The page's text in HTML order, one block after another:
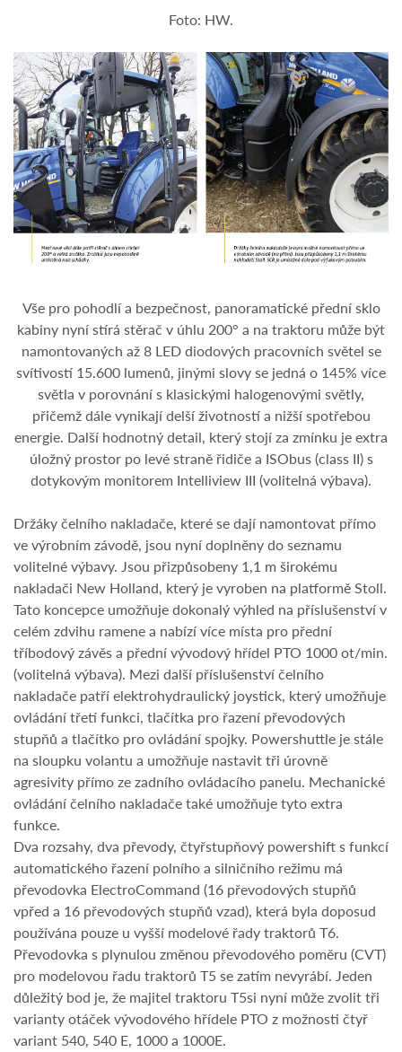
Foto: HW.
Vše pro pohodlí a bezpečnost, panoramatické přední sklo
kabiny nyní stírá stěrač v úhlu 200° a na traktoru může být
namontovaných až 8 LED diodových pracovních světel se
svítivostí 15.600 lumenů, jinými slovy se jedná o 145% více
světla v porovnání s klasickými halogenovými světly,
přičemž dále vynikají delší životností a nižší spotřebou
energie. Další hodnotný detail, který stojí za zmínku je extra
úložný prostor po levé straně řidiče a ISObus (class II) s
dotykovým monitorem Intelliview III (volitelná výbava).
Držáky čelního nakladače, které se dají namontovat přímo
ve výrobním závodě, jsou nyní doplněny do seznamu
volitelné výbavy. Jsou přizpůsobeny 1,1 m širokému
nakladači New Holland, který je vyroben na platformě Stoll.
Tato koncepce umožňuje dokonalý výhled na příslušenství v
celém zdvihu ramene a nabízí více místa pro přední
tříbodový závěs a přední vývodový hřídel PTO 1000 ot/min.
(volitelná výbava). Mezi další příslušenství čelního
nakladače patří elektrohydraulický joystick, který umožňuje
ovládání třetí funkci, tlačítka pro řazení převodových
stupňů a tlačítko pro ovládání spojky. Powershuttle je stále
na sloupku volantu a umožňuje nastavit tři úrovně
agresivity přímo ze zadního ovládacího panelu. Mechanické
ovládání čelního nakladače také umožňuje tyto extra
funkce.
Dva rozsahy, dva převody, čtyřstupňový powershift s funkcí
automatického řazení polního a silničního režimu má
převodovka ElectroCommand (16 převodových stupňů
vpřed a 16 převodových stupňů vzad), která byla doposud
používána pouze u vyšší modelové řady traktorů T6.
Převodovka s plynulou změnou převodového poměru (CVT)
pro modelovou řadu traktorů T5 se zatím nevyrábí. Jeden
důležitý bod je, že majitel traktoru T5si nyní může zvolit tři
varianty otáček vývodového hřídele PTO z možnosti čtyř
variant 540, 540 E, 1000 a 1000E.